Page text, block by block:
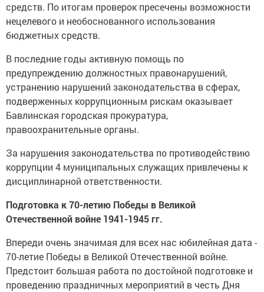
средств. По итогам проверок пресечены возможности
нецелевого и необоснованного использования
бюджетных средств.
В последние годы активную помощь по
предупреждению должностных правонарушений,
устранению нарушений законодательства в сферах,
подверженных коррупционным рискам оказывает
Бавлинская городская прокуратура,
правоохранительные органы.
За нарушения законодательства по противодействию
коррупции 4 муниципальных служащих привлечены к
дисциплинарной ответственности.
Подготовка к 70-летию Победы в Великой
Отечественной войне 1941-1945 гг.
Впереди очень значимая для всех нас юбилейная дата -
70-летие Победы в Великой Отечественной войне.
Предстоит большая работа по достойной подготовке и
проведению праздничных мероприятий в честь Дня